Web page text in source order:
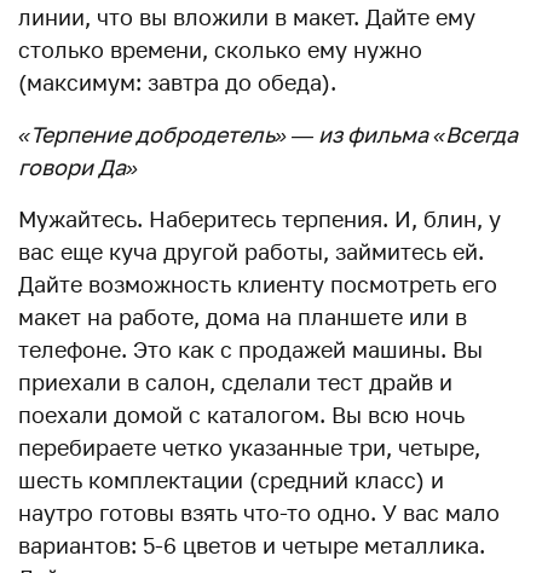
линии, что вы вложили в макет. Дайте ему
столько времени, сколько ему нужно
(максимум: завтра до обеда).
«Терпение добродетель» — из фильма «Всегда
говори Да»
Мужайтесь. Наберитесь терпения. И, блин, у
вас еще куча другой работы, займитесь ей.
Дайте возможность клиенту посмотреть его
макет на работе, дома на планшете или в
телефоне. Это как с продажей машины. Вы
приехали в салон, сделали тест драйв и
поехали домой с каталогом. Вы всю ночь
перебираете четко указанные три, четыре,
шесть комплектации (средний класс) и
наутро готовы взять что-то одно. У вас мало
вариантов: 5-6 цветов и четыре металлика.